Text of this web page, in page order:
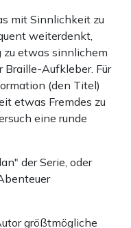
mit Sinnlichkeit zu
weiterdenkt,
zu etwas sinnlichem
Braille-Aufkleber. Für
(den Titel)
etwas Fremdes zu
eine runde
der Serie, oder
größtmögliche